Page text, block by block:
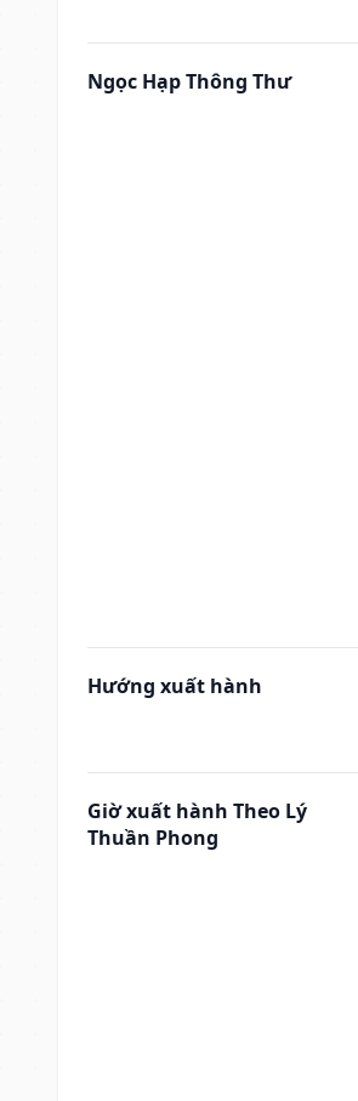
Ngọc Hạp Thông Thư
Hướng xuất hành
Giờ xuất hành Theo Lý
Thuần Phong